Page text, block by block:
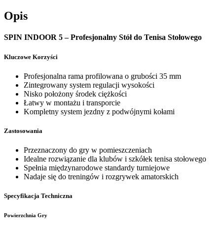
Opis
SPIN INDOOR 5 – Profesjonalny Stół do Tenisa Stołowego
Kluczowe Korzyści
Profesjonalna rama profilowana o grubości 35 mm
Zintegrowany system regulacji wysokości
Nisko położony środek ciężkości
Łatwy w montażu i transporcie
Kompletny system jezdny z podwójnymi kołami
Zastosowania
Przeznaczony do gry w pomieszczeniach
Idealne rozwiązanie dla klubów i szkółek tenisa stołowego
Spełnia międzynarodowe standardy turniejowe
Nadaje się do treningów i rozgrywek amatorskich
Specyfikacja Techniczna
Powierzchnia Gry